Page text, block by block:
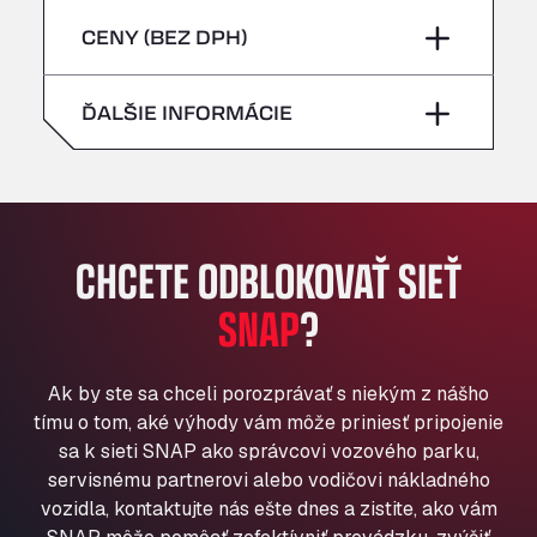
Bühlwiesenweg 15, 72221
All 4 Trucks
American Truck Wash
Av. des Etats-Unis 90, 6041
AP7 Salida 2, C/ Bassegoda, 4, 17700
Andamur Pamplona
A-15 Salida Imarcoain, 31119
Aut A1 Exit 385, 01207
Anglia Motel
Washway Road, PE12 8LT
Anpol Sp. z o.o.
Ul. Torunska 147, 85884
nedeľa –
piatok –
nedeľa –
CENY (BEZ DPH)
ĎALŠIE INFORMÁCIE
CHCETE ODBLOKOVAŤ SIEŤ
SNAP?
Ak by ste sa chceli porozprávať s niekým z nášho
tímu o tom, aké výhody vám môže priniesť pripojenie
sa k sieti SNAP ako správcovi vozového parku,
servisnému partnerovi alebo vodičovi nákladného
vozidla, kontaktujte nás ešte dnes a zistite, ako vám